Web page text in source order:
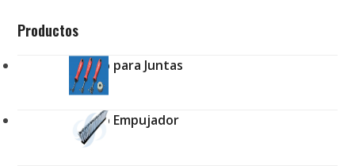
Productos
Cepillo para Juntas
Cepillo Empujador